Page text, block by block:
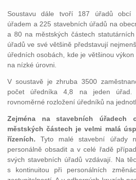
Soustavu dále tvoří 187 úřadů obcí
úřadem a 225 stavebních úřadů na
a 80 na městských částech
úřadů ve své většině představují
úředních osobách, kde je většinou
na nízké úrovni.
V soustavě je zhruba 3500
počet úředníka 4,8 na jeden
rovnoměrné rozložení úředníků na
Zejména na stavebních
městských částech je velmi malá
řízeních. Tyto malé stavební úřady
personálně obsadit a v celé řadě
svých stavebních úřadů vzdávají. Na
s kontinuitou při personálních